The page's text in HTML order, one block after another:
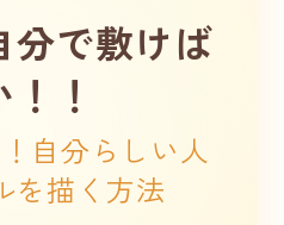
分で敷けば
！
自分らしい人
を描く方法